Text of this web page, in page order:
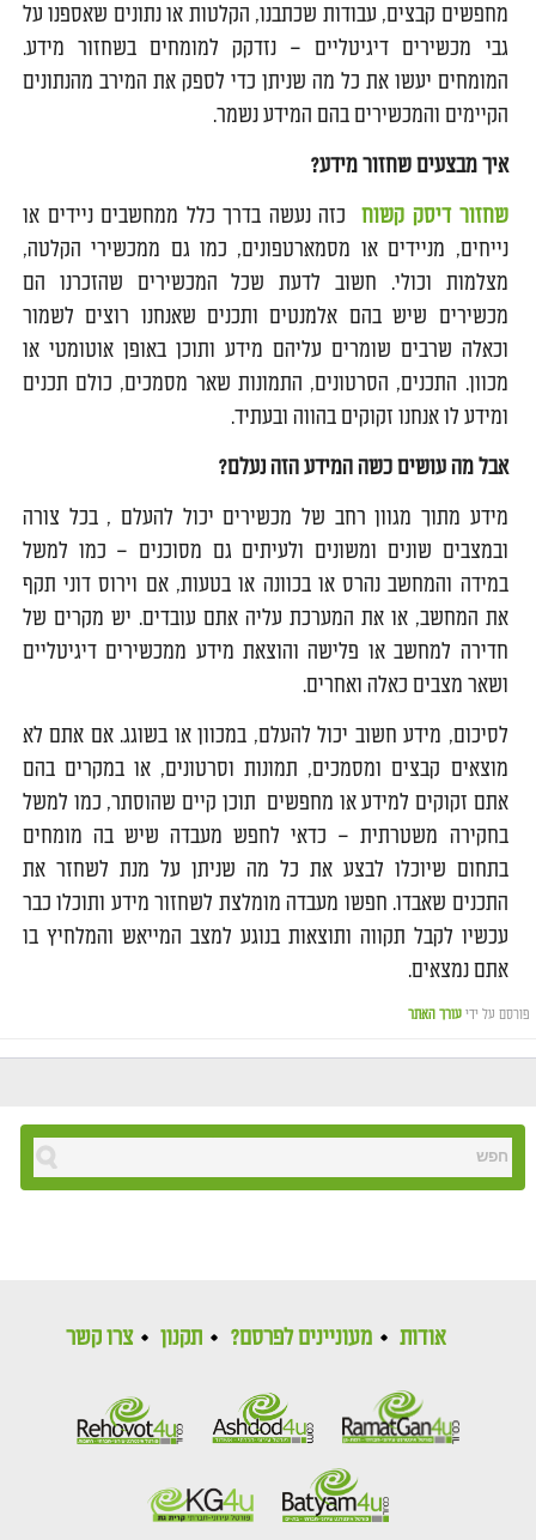
מחפשים קבצים, עבודות שכתבנו, הקלטות או נתונים שאספנו על
גבי מכשירים דיגיטליים – נזדקק למומחים בשחזור מידע.
המומחים יעשו את כל מה שניתן כדי לספק את המירב מהנתונים
הקיימים והמכשירים בהם המידע נשמר.
איך מבצעים שחזור מידע?
שחזור דיסק קשוח
כזה נעשה בדרך כלל ממחשבים ניידים או
נייחים, מניידים או מסמארטפונים, כמו גם ממכשירי הקלטה,
מצלמות וכולי. חשוב לדעת שכל המכשירים שהזכרנו הם
מכשירים שיש בהם אלמנטים ותכנים שאנחנו רוצים לשמור
וכאלה שרבים שומרים עליהם מידע ותוכן באופן אוטומטי או
מכוון. התכנים, הסרטונים, התמונות שאר מסמכים, כולם תכנים
ומידע לו אנחנו זקוקים בהווה ובעתיד.
אבל מה עושים כשה המידע הזה נעלם?
מידע מתוך מגוון רחב של מכשירים יכול להעלם , בכל צורה
ובמצבים שונים ומשונים ולעיתים גם מסוכנים – כמו למשל
במידה והמחשב נהרס או בכוונה או בטעות, אם וירוס דוני תקף
את המחשב, או את המערכת עליה אתם עובדים. יש מקרים של
חדירה למחשב או פלישה והוצאת מידע ממכשירים דיגיטליים
ושאר מצבים כאלה ואחרים.
לסיכום, מידע חשוב יכול להעלם, במכוון או בשוגג. אם אתם לא
מוצאים קבצים ומסמכים, תמונות וסרטונים, או במקרים בהם
אתם זקוקים למידע או מחפשים תוכן קיים שהוסתר, כמו למשל
בחקירה משטרתית – כדאי לחפש מעבדה שיש בה מומחים
בתחום שיוכלו לבצע את כל מה שניתן על מנת לשחזר את
התכנים שאבדו. חפשו מעבדה מומלצת לשחזור מידע ותוכלו כבר
עכשיו לקבל תקווה ותוצאות בנוגע למצב המייאש והמלחיץ בו
אתם נמצאים.
פורסם על ידי עורך האתר
אודות מעוניינים לפרסם? תקנון צרו קשר